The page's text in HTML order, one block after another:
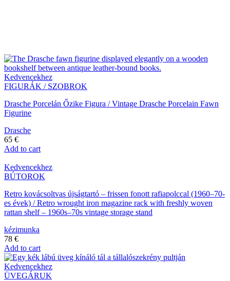
Kedvencekhez
FIGURÁK / SZOBROK
Drasche Porcelán Őzike Figura / Vintage Drasche Porcelain Fawn
Figurine
Drasche
65 €
Add to cart
Kedvencekhez
BÚTOROK
Retro kovácsoltvas újságtartó – frissen fonott rafiapolccal (1960–70-
es évek) / Retro wrought iron magazine rack with freshly woven
rattan shelf – 1960s–70s vintage storage stand
kézimunka
78 €
Add to cart
Kedvencekhez
ÜVEGÁRUK